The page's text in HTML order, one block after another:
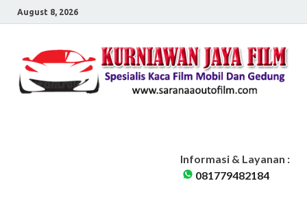
August 8, 2026
Informasi & Layanan :
081779482184